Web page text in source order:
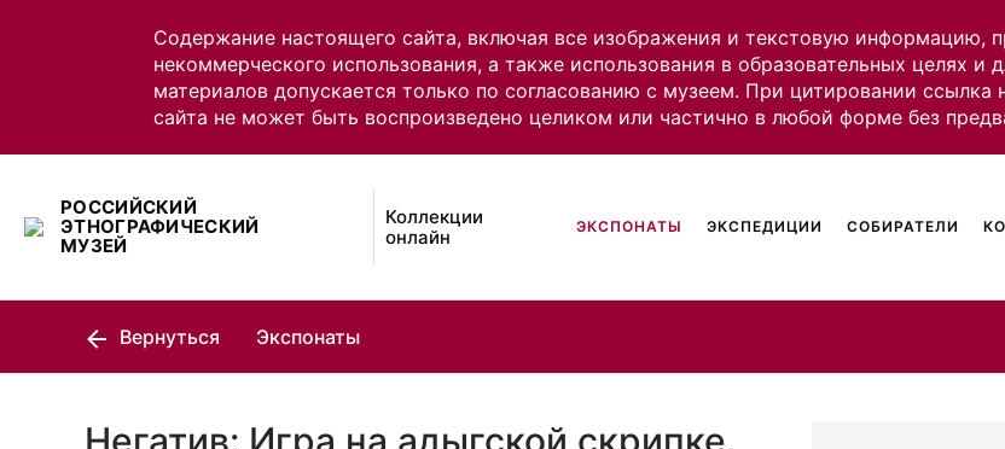
Содержание настоящего сайта, включая все изображения и текстовую информацию,
некоммерческого использования, а также использования в образовательных целях
материалов допускается только по согласованию с музеем. При цитировании ссылка
сайта не может быть воспроизведено целиком или частично в любой форме без
РОССИЙСКИЙ
ЭТНОГРАФИЧЕСКИЙ
МУЗЕЙ
Коллекции
онлайн
ЭКСПОНАТЫ ЭКСПЕДИЦИИ СОБИРАТЕЛИ
Вернуться Экспонаты